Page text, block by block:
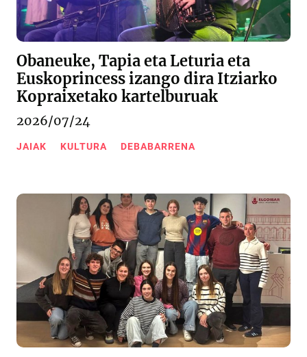
Obaneuke, Tapia eta Leturia eta
Euskoprincess izango dira Itziarko
Kopraixetako kartelburuak
2026/07/24
JAIAK KULTURA DEBABARRENA